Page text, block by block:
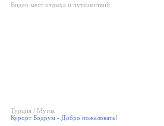
Видео мест отдыха и путешествий
Турция / Мугла
Курорт Бодрум - Добро пожаловать!